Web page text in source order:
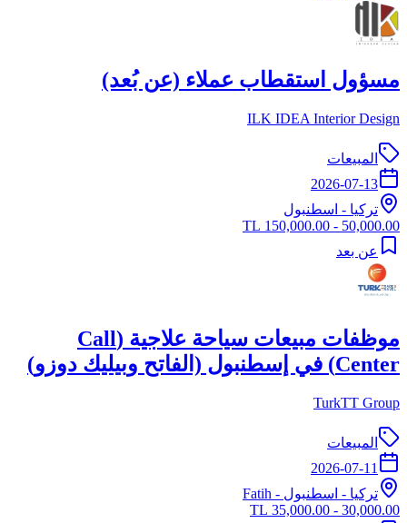
مسؤول استقطاب عملاء (عن بُعد)
ILK IDEA Interior Design
المبيعات
2026-07-13
تركيا - اسطنبول
50,000.00 - 150,000.00 TL
عن بعد
موظفات مبيعات سياحة علاجية (Call
Center) في إسطنبول (الفاتح وبيليك دوزو)
TurkTT Group
المبيعات
2026-07-11
تركيا - اسطنبول - Fatih
30,000.00 - 35,000.00 TL